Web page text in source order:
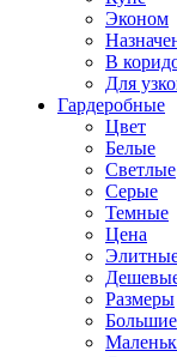
Эконом
В
Для
Гардеробные
Цвет
Белые
Светлые
Серые
Темные
Цена
Размеры
Большие